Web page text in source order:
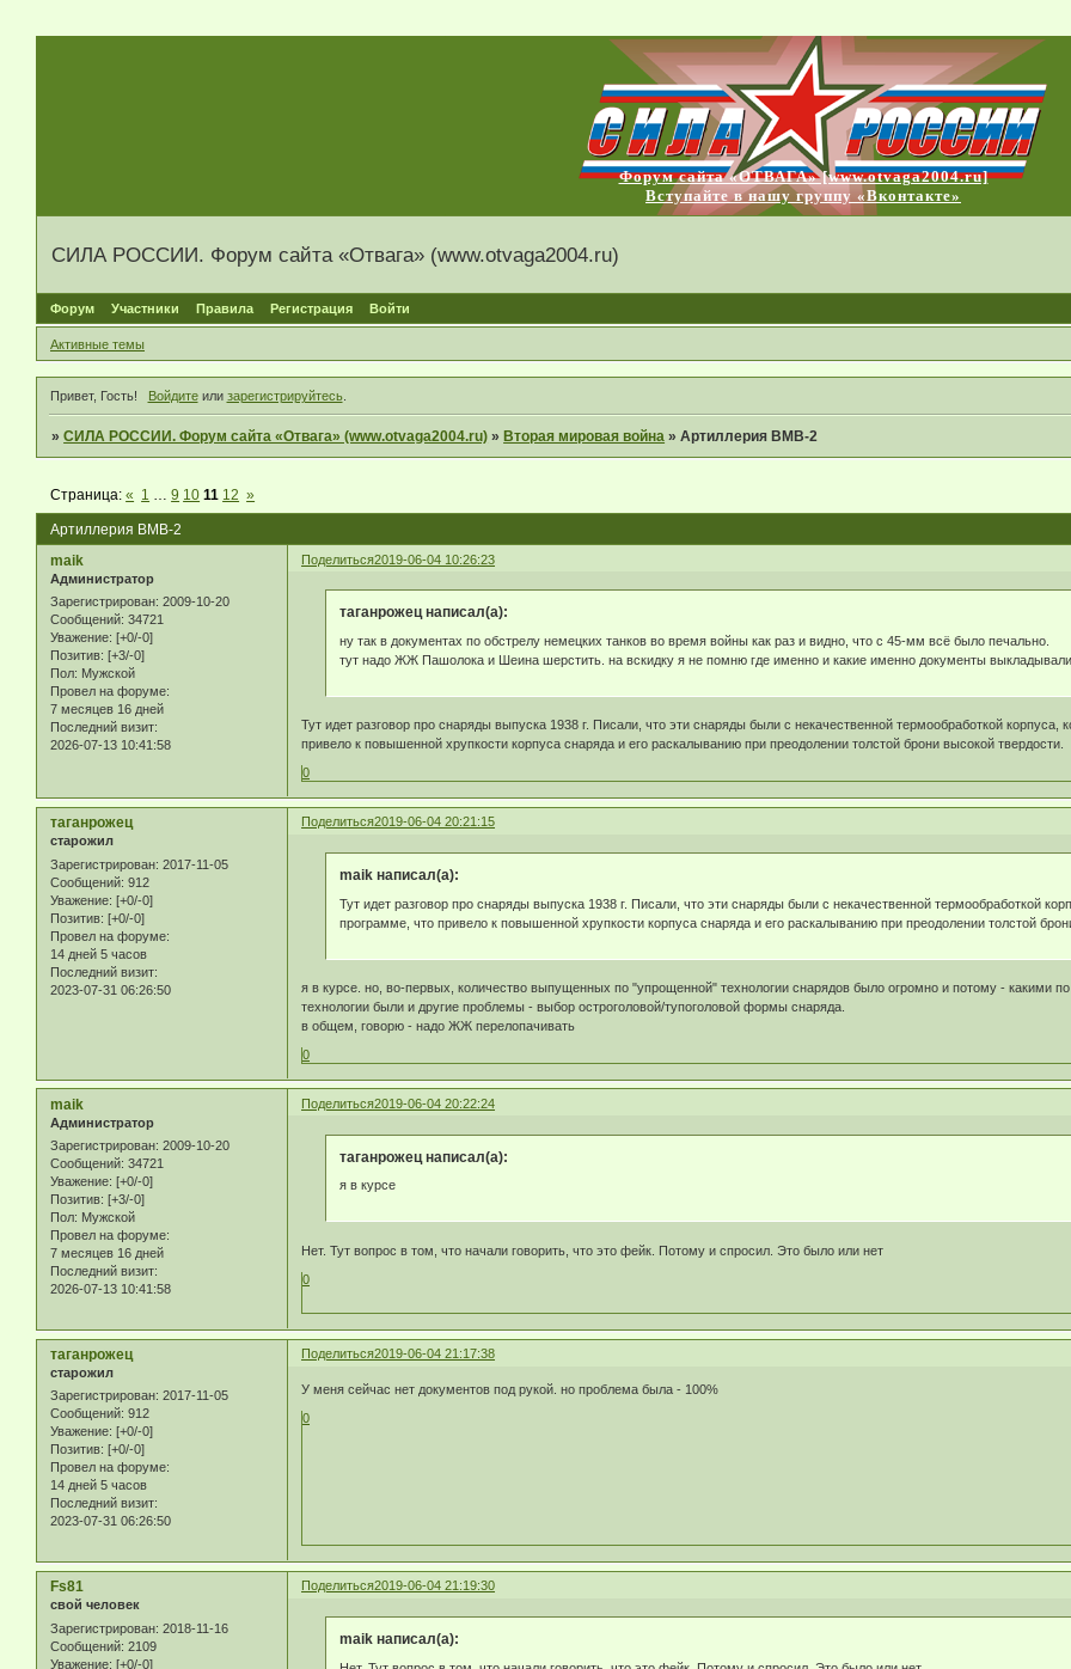
Форум сайта «ОТВАГА» [www.otvaga2004.ru]
Вступайте в нашу группу «Вконтакте»
СИЛА РОССИИ. Форум сайта «Отвага» (www.otvaga2004.ru)
Форум Участники Правила Регистрация Войти
Активные темы
Привет, Гость! Войдитеили зарегистрируйтесь.
»СИЛА РОССИИ. Форум сайта «Отвага» (www.otvaga2004.ru) » Вторая мировая война »Артиллерия ВМВ-2
Артиллерия ВМВ-2
Страница:« 1 9 10 11 12 »
Поделиться2019-06-04 10:26:23
maik
Администратор
Зарегистрирован: 2009-10-20
Сообщений: 34721
Уважение: [+0/-0]
Позитив: [+3/-0]
Пол: Мужской
Провел на форуме:
7 месяцев 16 дней
Последний визит:
2026-07-13 10:41:58
таганрожец написал(а):
ну так в документах по обстрелу немецких танков во время войны как раз и видно, что с 45-мм всё было печально.
тут надо ЖЖ Пашолока и Шеина шерстить. на вскидку я не помню где именно и какие именно документы
Тут идет разговор про снаряды выпуска 1938 г. Писали, что эти снаряды были с некачественной термообработкой
привело к повышенной хрупкости корпуса снаряда и его раскалыванию при преодолении толстой брони высокой твердости.
0
Поделиться2019-06-04 20:21:15
таганрожец
старожил
Зарегистрирован: 2017-11-05
Сообщений: 912
Уважение: [+0/-0]
Позитив: [+0/-0]
Провел на форуме:
14 дней 5 часов
Последний визит:
2023-07-31 06:26:50
maik написал(а):
Тут идет разговор про снаряды выпуска 1938 г. Писали, что эти снаряды были с некачественной термообработкой
программе, что привело к повышенной хрупкости корпуса снаряда и его раскалыванию при преодолении толстой
я в курсе. но, во-первых, количество выпущенных по "упрощенной" технологии снарядов было огромно и потому - какими
технологии были и другие проблемы - выбор остроголовой/тупоголовой формы снаряда.
в общем, говорю - надо ЖЖ перелопачивать
0
Поделиться2019-06-04 20:22:24
maik
Администратор
Зарегистрирован: 2009-10-20
Сообщений: 34721
Уважение: [+0/-0]
Позитив: [+3/-0]
Пол: Мужской
Провел на форуме:
7 месяцев 16 дней
Последний визит:
2026-07-13 10:41:58
таганрожец написал(а):
я в курсе
Нет. Тут вопрос в том, что начали говорить, что это фейк. Потому и спросил. Это было или нет
0
Поделиться2019-06-04 21:17:38
таганрожец
старожил
Зарегистрирован: 2017-11-05
Сообщений: 912
Уважение: [+0/-0]
Позитив: [+0/-0]
Провел на форуме:
14 дней 5 часов
Последний визит:
2023-07-31 06:26:50
У меня сейчас нет документов под рукой. но проблема была - 100%
0
Поделиться2019-06-04 21:19:30
Fs81
свой человек
Зарегистрирован: 2018-11-16
Сообщений: 2109
Уважение: [+0/-0]
maik написал(а):